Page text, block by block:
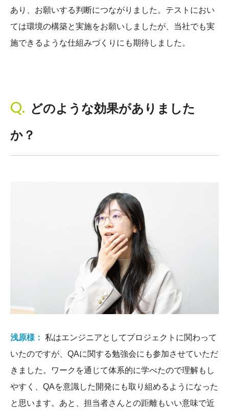
あり、お願いする判断につながりました。テストにおい
ては環境の構築と実施をお願いしましたが、当社でも実
施できるような仕組みづくりにも期待しました。
どのような効果がありました
か？
浅原様： 私はエンジニアとしてプロジェクトに関わって
いたのですが、QAに関する勉強会にも参加させていただ
きました。ワークを通じて体系的に学べたので理解もし
やすく、QAを意識した開発にも取り組めるようになった
と思います。あと、担当者さんとの距離もいい意味で近